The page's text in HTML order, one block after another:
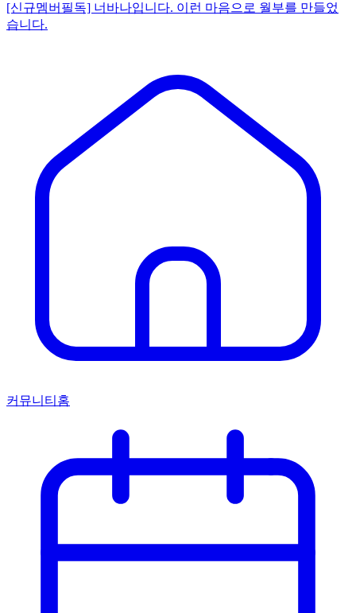
[신규멤버필독] 너바나입니다. 이런 마음으로 월부를 만들었
습니다.
커뮤니티홈